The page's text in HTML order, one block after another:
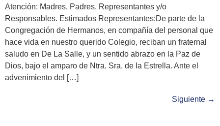
Atención: Madres, Padres, Representantes y/o
Responsables. Estimados Representantes:De parte de la
Congregación de Hermanos, en compañía del personal que
hace vida en nuestro querido Colegio, reciban un fraternal
saludo en De La Salle, y un sentido abrazo en la Paz de
Dios, bajo el amparo de Ntra. Sra. de la Estrella. Ante el
advenimiento del […]
Siguiente →